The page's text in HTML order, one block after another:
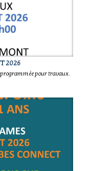
2026
programmée pour travaux.